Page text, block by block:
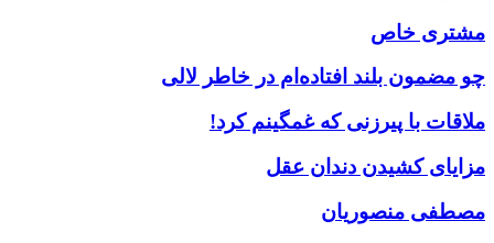
مشتری خاص
چو مضمون بلند افتاده‌ام در خاطر لالی
ملاقات با پیرزنی که غمگینم کرد!
مزایای کشیدن دندان عقل
مصطفی منصوریان